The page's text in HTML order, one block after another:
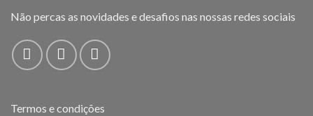
Não percas as novidades e desafios nas nossas redes sociais
Termos e condições